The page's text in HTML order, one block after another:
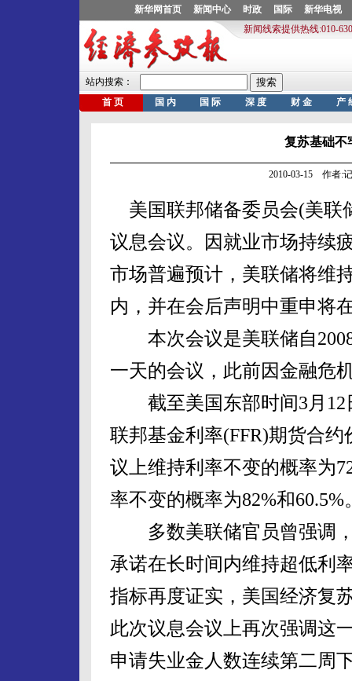
复苏基础
2010-03-15 作者:
美国联邦储备委员会(美联
议息会议。因就业市场持续
市场普遍预计，美联储将维
内，并在会后声明中重申将
本次会议是美联储自2008
一天的会议，此前因金融危
截至美国东部时间3月12
联邦基金利率(FFR)期货合
议上维持利率不变的概率为
率不变的概率为82%和60.5%
多数美联储官员曾强调，
承诺在长时间内维持超低利
指标再度证实，美国经济复
此次议息会议上再次强调这
申请失业金人数连续第二周